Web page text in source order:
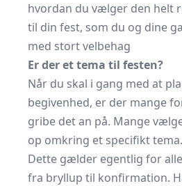
hvordan du vælger den helt
til din fest, som du og dine
med stort velbehag
Er der et tema til festen?
Når du skal i gang med at
begivenhed, er der mange
gribe det an på. Mange
op omkring et specifikt tema.
Dette gælder egentlig for
fra bryllup til konfirmation.